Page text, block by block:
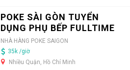
POKE SÀI GÒN TUYỂN
DỤNG PHỤ BẾP FULLTIME
NHÀ HÀNG POKE SAIGON
35k /giờ
Nhiều Quận, Hồ Chí Minh